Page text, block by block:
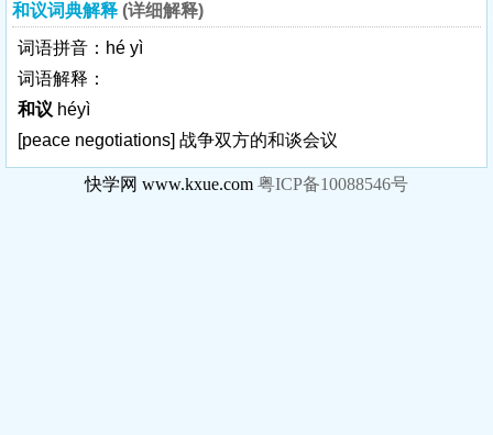
和议词典解释 (详细解释)
词语拼音：hé yì
词语解释：
和议 héyì
[peace negotiations] 战争双方的和谈会议
快学网 www.kxue.com 粤ICP备10088546号